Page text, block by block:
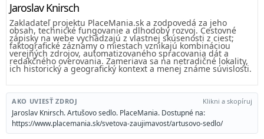
Jaroslav Knirsch
Zakladateľ projektu PlaceMania.sk a zodpovedá za jeho
obsah, technické fungovanie a dlhodobý rozvoj. Cestovné
zápisky na webe vychádzajú z vlastnej skúsenosti z ciest;
faktografické záznamy o miestach vznikajú kombináciou
verejných zdrojov, automatizovaného spracovania dát a
redakčného overovania. Zameriava sa na netradičné lokality,
ich historický a geografický kontext a menej známe súvislosti.
AKO UVIESŤ ZDROJ Klikni a skopíruj
Jaroslav Knirsch. Artušovo sedlo. PlaceMania. Dostupné na:
https://www.placemania.sk/svetova-zaujimavost/artusovo-sedlo/